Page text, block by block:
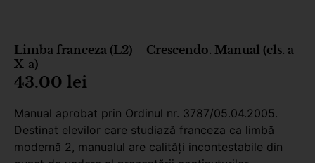
Limba franceza (L2) – Crescendo. Manual (cls. a
X-a)
43.00 lei
Manual aprobat prin Ordinul nr. 3787/05.04.2005.
Destinat elevilor care studiază franceza ca limbă
modernă 2, manualul are calități incontestabile din